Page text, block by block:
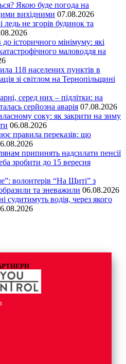
Якою буде погода на
вихідними 07.08.2026
не згорів будинок та
історичного мінімуму: які
маловоддя на
118 населених пунктів в
зі світлом на Тернопільщині
серед них – підлітки: на
серйозна аварія 07.08.2026
соку: як закрити на зиму
06.08.2026
правила переказів: що
припинять надсилати пенсії
зробити до 15 вересня
волонтерів “На Щиті” з
та зневажили 06.08.2026
судитимуть водія, через якого